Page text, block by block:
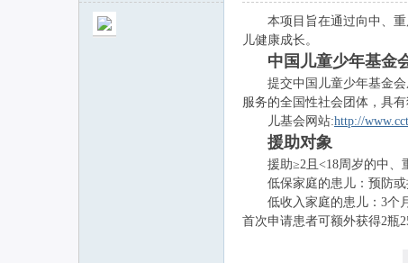
本项目旨在通过向中、重
儿健康成长。
中国儿童少年基金
提交中国儿童少年基金会
服务的全国性社会团体，具
儿基会网站:http://
援助对象
援助≥2且<18周岁的中、重
低保家庭的患儿：预防或按
低收入家庭的患儿：3个月
首次申请患者可额外获得2瓶